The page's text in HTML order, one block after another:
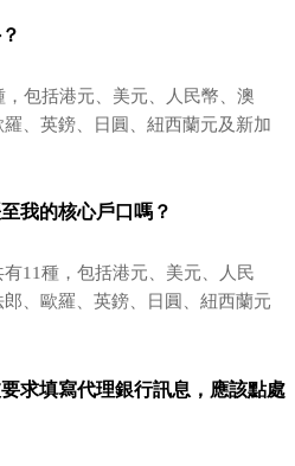
包括港元、美元、人民幣、澳
、英鎊、日圓、紐西蘭元及新加
我的核心戶口嗎？
11種，包括港元、美元、人民
、歐羅、英鎊、日圓、紐西蘭元
求填寫代理銀行訊息，應該點處